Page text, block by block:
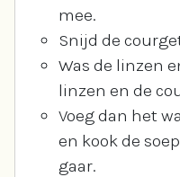
mee.
Snijd de
Was de linzen
linzen en de
Voeg dan het
en kook de
gaar.